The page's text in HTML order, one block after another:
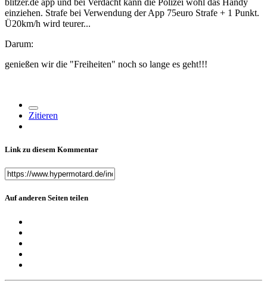
einziehen. Strafe bei Verwendung der App 75euro Strafe + 1 Punkt.
Ü20km/h wird teurer...
Darum:
genießen wir die "Freiheiten" noch so lange es geht!!!
Zitieren
Link zu diesem Kommentar
Auf anderen Seiten teilen